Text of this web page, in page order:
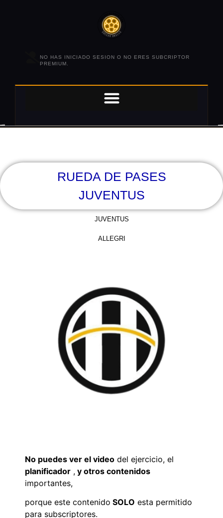
NO HAS INICIADO SESION O NO ERES SUBCRIPTOR
PREMIUM.
RUEDA DE PASES
JUVENTUS
JUVENTUS
ALLEGRI
No puedes ver el video del ejercicio, el
planificador , y otros contenidos
importantes,
porque este contenido SOLO esta permitido
para subscriptores.